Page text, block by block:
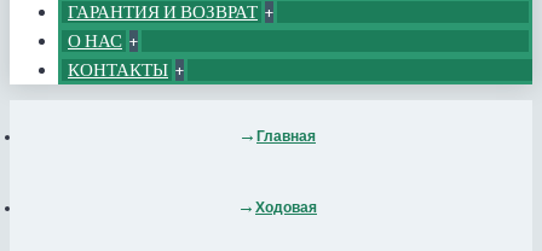
ГАРАНТИЯ И ВОЗВРАТ +
О НАС +
КОНТАКТЫ +
Главная
Ходовая